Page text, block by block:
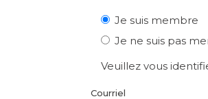
Je suis membre
Je ne suis pas
Veuillez vous
Courriel